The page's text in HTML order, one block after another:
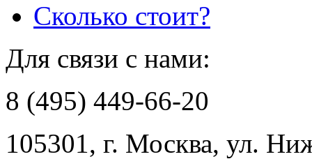
Сколько стоит?
Для связи с нами:
8 (495) 449-66-20
105301, г. Москва, ул.